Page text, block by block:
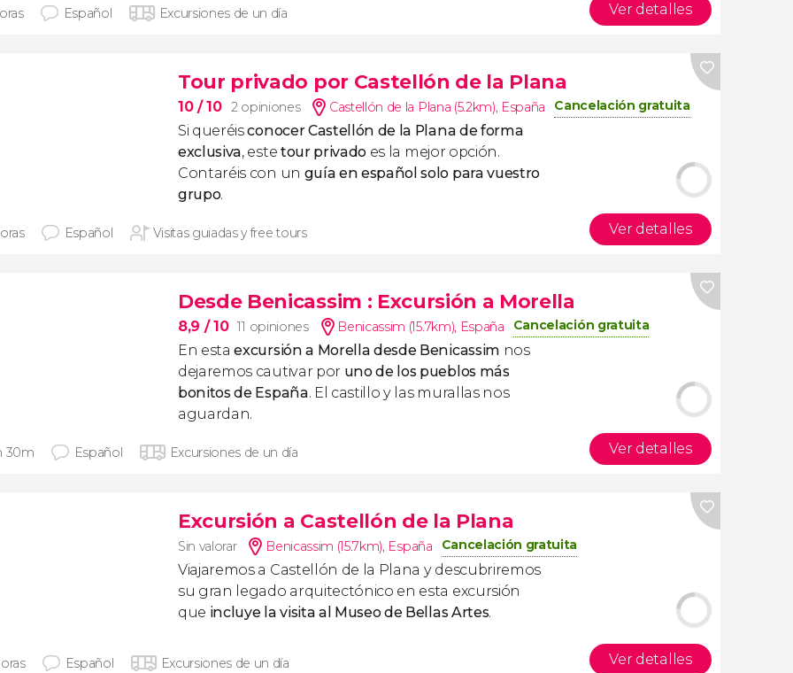
Español Excursiones de un día Ver detalles
Tour privado por Castellón de la Plana
10/ 10 2 opiniones Castellón de la Plana (5.2km), España Cancelación gratuita
Si queréisconocer Castellón de la Plana de forma
exclusiva, este tour privado es la mejor opción.
Contaréis con un guía en español solo para vuestro
grupo.
Español Visitas guiadas y free tours Ver detalles
Desde Benicassim : Excursión a Morella
8,9 / 10 11 opiniones Benicassim (15.7km), España Cancelación gratuita
En estaexcursión a Morella desde Benicassim nos
dejaremos cautivar por uno de los pueblos más
bonitos de España. El castillo y las murallas nos
aguardan.
30m Español Excursiones de un día Ver detalles
Excursión a Castellón de la Plana
Sin valorar Benicassim (15.7km), España Cancelación gratuita
Viajaremos a Castellón de la Plana y descubriremos
su gran legado arquitectónico en esta excursión
que incluye la visita al Museo de Bellas Artes.
Español Excursiones de un día Ver detalles